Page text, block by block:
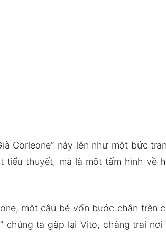
Corleone” nảy lên như một bức
thuyết, mà là một tấm hình về
một cậu bé vốn bước chân trên
chúng ta gặp lại Vito, chàng trai